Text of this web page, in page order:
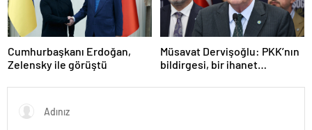
Cumhurbaşkanı Erdoğan,
Zelensky ile görüştü
Müsavat Dervişoğlu: PKK’nın
bildirgesi, bir ihanet